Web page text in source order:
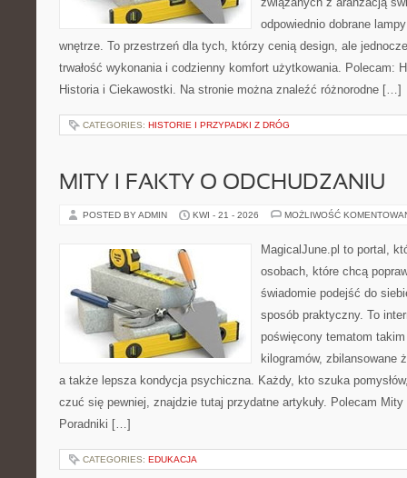
odpowiednio dobrane
wnętrze. To przestrzeń dla tych, którzy cenią design, ale
trwałość wykonania i codzienny komfort użytkowania. Polecam:
Historia i Ciekawostki. Na stronie można znaleźć różnorodne […]
CATEGORIES: HISTORIE I PRZYPADKI Z DRÓG
MITY I FAKTY O ODCHUDZANIU
POSTED BY ADMIN KWI - 21 - 2026 MOŻLIWOŚĆ
MagicalJune.pl to portal,
osobach, które chcą
świadomie podejść do
sposób praktyczny. To
poświęcony tematom
kilogramów, zbilansowane
a także lepsza kondycja psychiczna. Każdy, kto szuka
czuć się pewniej, znajdzie tutaj przydatne artykuły. Polecam
Poradniki […]
CATEGORIES: EDUKACJA